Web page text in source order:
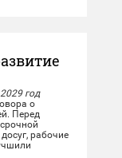
год
о
Перед
рабочие